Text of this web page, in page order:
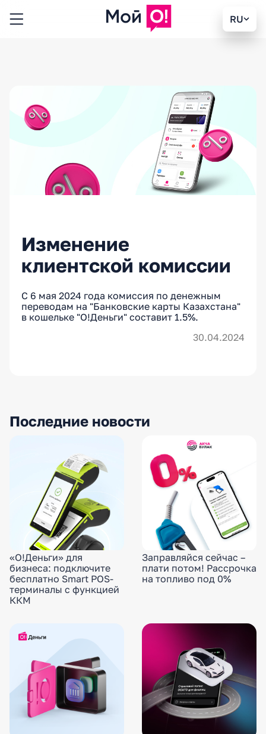
RU
Изменение
клиентской комиссии
С 6 мая 2024 года комиссия по денежным
переводам на "Банковские карты Казахстана"
в кошельке "О!Деньги" составит 1.5%.
30.04.2024
Последние новости
«О!Деньги» для
бизнеса: подключите
бесплатно Smart POS-
терминалы с функцией
ККМ
Заправляйся сейчас –
плати потом! Рассрочка
на топливо под 0%